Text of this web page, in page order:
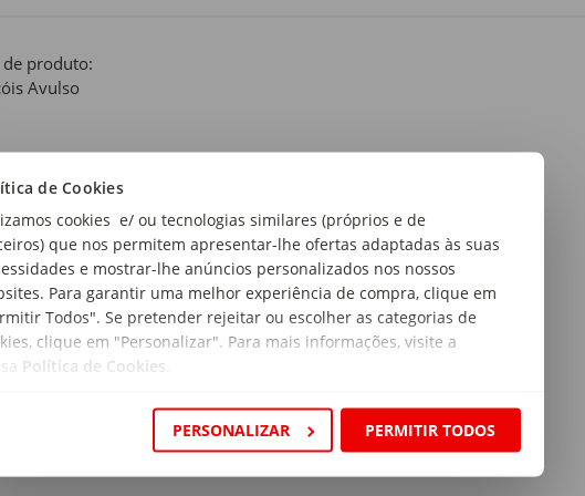
de Cookies
cookies e/ ou tecnologias similares (próprios e de
que nos permitem apresentar-lhe ofertas adaptadas às suas
e mostrar-lhe anúncios personalizados nos nossos
Para garantir uma melhor experiência de compra, clique em
Todos". Se pretender rejeitar ou escolher as categorias de
clique em "Personalizar". Para mais informações, visite a
Política de Cookies
PERSONALIZAR PERMITIR TODOS
produto:
Avulso
Solteiro
Algodão
g/m2
x Largura: 190 x 90 cm